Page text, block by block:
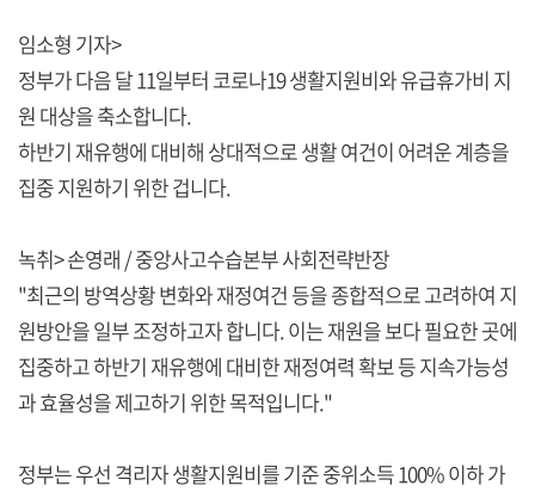
임소형 기자>
정부가 다음 달 11일부터 코로나19 생활지원비와 유급휴가비 지
원 대상을 축소합니다.
하반기 재유행에 대비해 상대적으로 생활 여건이 어려운 계층을
집중 지원하기 위한 겁니다.
녹취> 손영래 / 중앙사고수습본부 사회전략반장
"최근의 방역상황 변화와 재정여건 등을 종합적으로 고려하여 지
원방안을 일부 조정하고자 합니다. 이는 재원을 보다 필요한 곳에
집중하고 하반기 재유행에 대비한 재정여력 확보 등 지속가능성
과 효율성을 제고하기 위한 목적입니다."
정부는 우선 격리자 생활지원비를 기준 중위소득 100% 이하 가